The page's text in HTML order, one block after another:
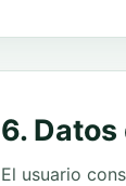
6.
El usuario